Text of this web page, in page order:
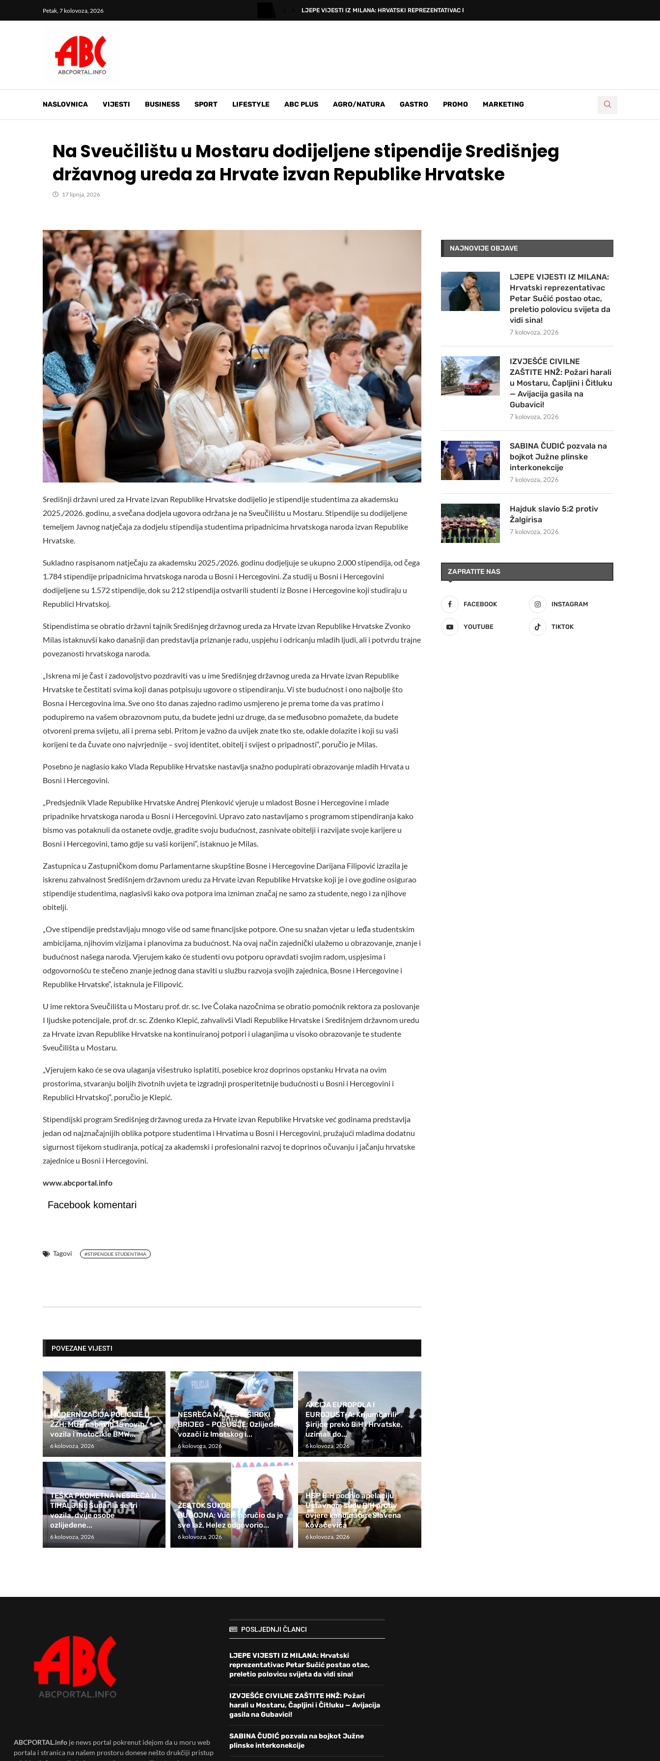
Petak, 7 kolovoza, 2026 LJEPE VIJESTI IZ MILANA: HRVATSKI REPREZENTATIVAC PETAR SUČIĆ...
NASLOVNICA VIJESTI BUSINESS SPORT LIFESTYLE ABC PLUS AGRO/NATURA GASTRO PROMO MARKETING
Na Sveučilištu u Mostaru dodijeljene stipendije Središnjeg
državnog ureda za Hrvate izvan Republike Hrvatske
17 lipnja, 2026
Središnji državni ured za Hrvate izvan Republike Hrvatske dodijelio je stipendije studentima za akademsku
2025./2026. godinu, a svečana dodjela ugovora održana je na Sveučilištu u Mostaru. Stipendije su dodijeljene
temeljem Javnog natječaja za dodjelu stipendija studentima pripadnicima hrvatskoga naroda izvan Republike
Hrvatske.
Sukladno raspisanom natječaju za akademsku 2025./2026. godinu dodjeljuje se ukupno 2.000 stipendija, od čega
1.784 stipendije pripadnicima hrvatskoga naroda u Bosni i Hercegovini. Za studij u Bosni i Hercegovini
dodijeljene su 1.572 stipendije, dok su 212 stipendija ostvarili studenti iz Bosne i Hercegovine koji studiraju u
Republici Hrvatskoj.
Stipendistima se obratio državni tajnik Središnjeg državnog ureda za Hrvate izvan Republike Hrvatske Zvonko
Milas istaknuvši kako današnji dan predstavlja priznanje radu, uspjehu i odricanju mladih ljudi, ali i potvrdu trajne
povezanosti hrvatskoga naroda.
„Iskrena mi je čast i zadovoljstvo pozdraviti vas u ime Središnjeg državnog ureda za Hrvate izvan Republike
Hrvatske te čestitati svima koji danas potpisuju ugovore o stipendiranju. Vi ste budućnost i ono najbolje što
Bosna i Hercegovina ima. Sve ono što danas zajedno radimo usmjereno je prema tome da vas pratimo i
podupiremo na vašem obrazovnom putu, da budete jedni uz druge, da se međusobno pomažete, da budete
otvoreni prema svijetu, ali i prema sebi. Pritom je važno da uvijek znate tko ste, odakle dolazite i koji su vaši
korijeni te da čuvate ono najvrjednije – svoj identitet, obitelj i svijest o pripadnosti“, poručio je Milas.
Posebno je naglasio kako Vlada Republike Hrvatske nastavlja snažno podupirati obrazovanje mladih Hrvata u
Bosni i Hercegovini.
„Predsjednik Vlade Republike Hrvatske Andrej Plenković vjeruje u mladost Bosne i Hercegovine i mlade
pripadnike hrvatskoga naroda u Bosni i Hercegovini. Upravo zato nastavljamo s programom stipendiranja kako
bismo vas potaknuli da ostanete ovdje, gradite svoju budućnost, zasnivate obitelji i razvijate svoje karijere u
Bosni i Hercegovini, tamo gdje su vaši korijeni“, istaknuo je Milas.
Zastupnica u Zastupničkom domu Parlamentarne skupštine Bosne i Hercegovine Darijana Filipović izrazila je
iskrenu zahvalnost Središnjem državnom uredu za Hrvate izvan Republike Hrvatske koji je i ove godine osigurao
stipendije studentima, naglasivši kako ova potpora ima izniman značaj ne samo za studente, nego i za njihove
obitelji.
„Ove stipendije predstavljaju mnogo više od same financijske potpore. One su snažan vjetar u leđa studentskim
ambicijama, njihovim vizijama i planovima za budućnost. Na ovaj način zajednički ulažemo u obrazovanje, znanje i
budućnost našega naroda. Vjerujem kako će studenti ovu potporu opravdati svojim radom, uspjesima i
odgovornošću te stečeno znanje jednog dana staviti u službu razvoja svojih zajednica, Bosne i Hercegovine i
Republike Hrvatske“, istaknula je Filipović.
U ime rektora Sveučilišta u Mostaru prof. dr. sc. Ive Čolaka nazočnima se obratio pomoćnik rektora za poslovanje
I ljudske potencijale, prof. dr. sc. Zdenko Klepić, zahvalivši Vladi Republike Hrvatske i Središnjem državnom uredu
za Hrvate izvan Republike Hrvatske na kontinuiranoj potpori i ulaganjima u visoko obrazovanje te studente
Sveučilišta u Mostaru.
„Vjerujem kako će se ova ulaganja višestruko isplatiti, posebice kroz doprinos opstanku Hrvata na ovim
prostorima, stvaranju boljih životnih uvjeta te izgradnji prosperitetnije budućnosti u Bosni i Hercegovini i
Republici Hrvatskoj“, poručio je Klepić.
Stipendijski program Središnjeg državnog ureda za Hrvate izvan Republike Hrvatske već godinama predstavlja
jedan od najznačajnijih oblika potpore studentima i Hrvatima u Bosni i Hercegovini, pružajući mladima dodatnu
sigurnost tijekom studiranja, poticaj za akademski i profesionalni razvoj te doprinos očuvanju i jačanju hrvatske
zajednice u Bosni i Hercegovini.
www.abcportal.info
Facebook komentari
Tagovi #STIPENDIJE STUDENTIMA
POVEZANE VIJESTI
MODERNIZACIJA POLICIJE U
ŽZH: MUP nabavio 15 novih
vozila i motocikle BMW...
6 kolovoza, 2026
NESREĆA NA CESTI ŠIROKI
BRIJEG – POSUŠJE: Ozlijeđeni
vozači iz Imotskog i...
6 kolovoza, 2026
AKCIJA EUROPOLA I
EUROJUST-A: Krijumčarili
Sirijce preko BiH i Hrvatske,
uzimali do...
6 kolovoza, 2026
TEŠKA PROMETNA NESREĆA U
TIHALJINI: Sudarila se tri
vozila, dvije osobe
ozlijeđene...
6 kolovoza, 2026
ŽESTOK SUKOB ZBOG
BUGOJNA: Vučić poručio da je
sve laž, Helez odgovorio...
6 kolovoza, 2026
HSP BiH podnio apelaciju
Ustavnom sudu BiH protiv
ovjere kandidatureSlavena
Kovačevića
6 kolovoza, 2026
NAJNOVIJE OBJAVE
LJEPE VIJESTI IZ MILANA:
Hrvatski reprezentativac
Petar Sučić postao otac,
preletio polovicu svijeta da
vidi sina!
7 kolovoza, 2026
IZVJEŠĆE CIVILNE
ZAŠTITE HNŽ: Požari harali
u Mostaru, Čapljini i Čitluku
— Avijacija gasila na
Gubavici!
7 kolovoza, 2026
SABINA ČUDIĆ pozvala na
bojkot Južne plinske
interkonekcije
7 kolovoza, 2026
Hajduk slavio 5:2 protiv
Žalgirisa
7 kolovoza, 2026
ZAPRATITE NAS
FACEBOOK INSTAGRAM
YOUTUBE TIKTOK
ABCPORTAL.info je news portal pokrenut idejom da u moru web
portala i stranica na našem prostoru donese nešto drukčiji pristup
POSLJEDNJI ČLANCI
LJEPE VIJESTI IZ MILANA: Hrvatski
reprezentativac Petar Sučić postao otac,
preletio polovicu svijeta da vidi sina!
IZVJEŠĆE CIVILNE ZAŠTITE HNŽ: Požari
harali u Mostaru, Čapljini i Čitluku — Avijacija
gasila na Gubavici!
SABINA ČUDIĆ pozvala na bojkot Južne
plinske interkonekcije